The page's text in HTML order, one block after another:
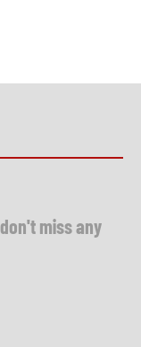
don't miss any